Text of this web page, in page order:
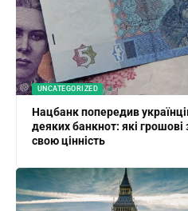
UNCATEGORIZED
Нацбанк попередив
деяких банкнот: які грошові
свою цінність